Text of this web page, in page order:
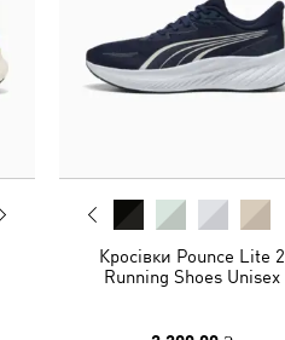
Кросівки Pounce Lite 2
Running Shoes Unisex